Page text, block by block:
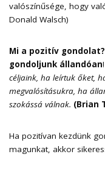
valószínűsége, hogy
Donald Walsch)
Mi a pozitív
gondoljunk állandóan!
céljaink, ha leírtuk őket,
megvalósításukra, ha
szokássá válnak. (Brian
Ha pozitívan kezdünk
magunkat, akkor